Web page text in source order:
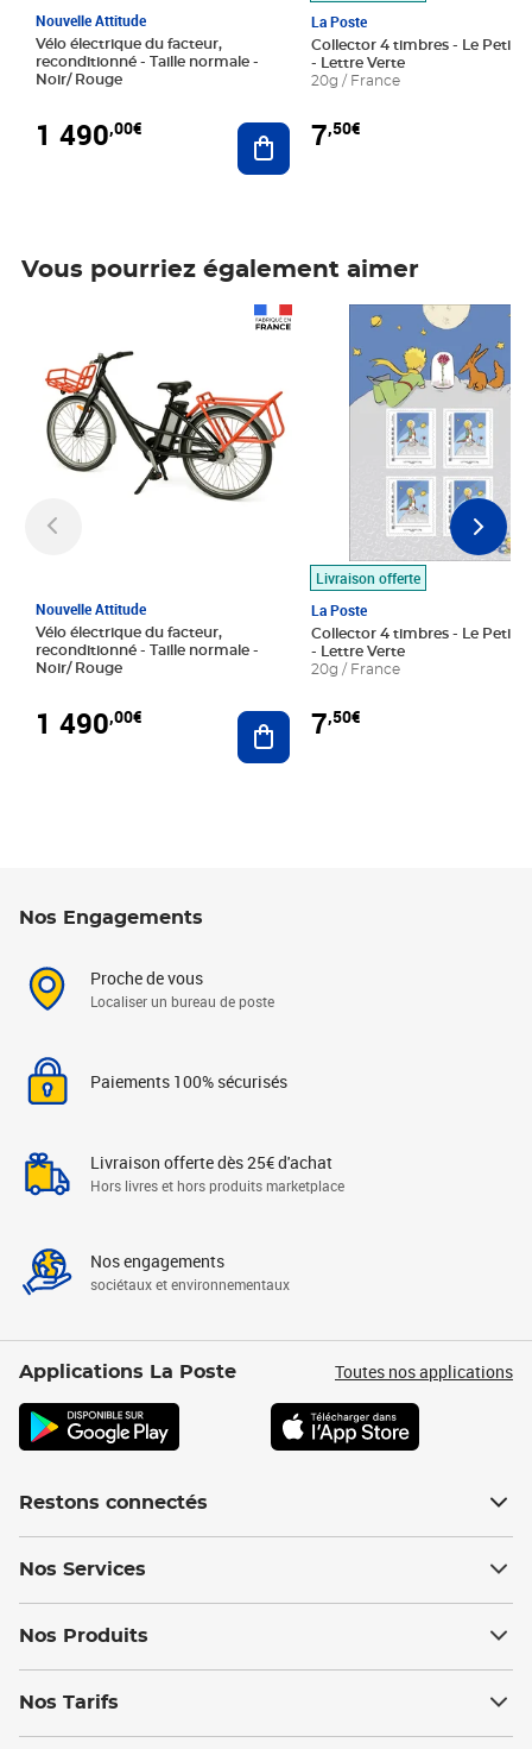
Nouvelle Attitude
Vélo électrique du facteur,
reconditionné - Taille normale -
Noir/ Rouge
1 490,00€ Ajouter au panier
La Poste
Collector 4 timbres - Le Petit
- Lettre Verte
20g / France
7,50€
Vous pourriez également aimer
Nouvelle Attitude
Vélo électrique du facteur,
reconditionné - Taille normale -
Noir/ Rouge
1 490,00€ Ajouter au panier
Livraison offerte
La Poste
Collector 4 timbres - Le Petit
- Lettre Verte
20g / France
7,50€
Prix 7,50€
Nos Engagements
Proche de vous
Localiser un bureau de poste
Paiements 100% sécurisés
Livraison offerte dès 25€ d'achat
Hors livres et hors produits marketplace
Nos engagements
sociétaux et environnementaux
Applications La Poste Toutes nos applications
Restons connectés
Nos Services
Nos Produits
Nos Tarifs